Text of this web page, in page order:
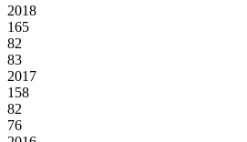
2018
165
82
83
2017
158
82
76